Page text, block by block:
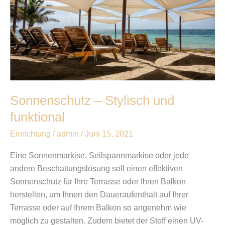
Sonnenschutz – Stylisch und
funktional
Einrichtung /admin /Juni 15, 2021
Eine Sonnenmarkise, Seilspannmarkise oder jede
andere Beschattungslösung soll einen effektiven
Sonnenschutz für Ihre Terrasse oder Ihren Balkon
herstellen, um Ihnen den Daueraufenthalt auf Ihrer
Terrasse oder auf Ihrem Balkon so angenehm wie
möglich zu gestalten. Zudem bietet der Stoff einen UV-
und
funktional